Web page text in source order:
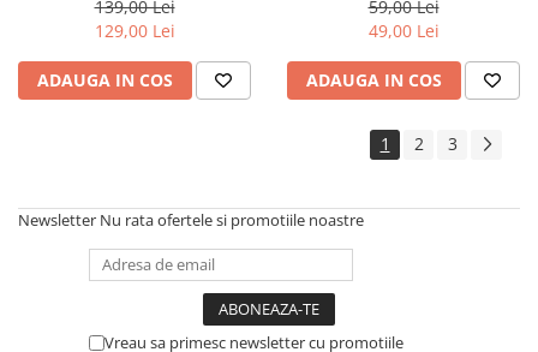
ThermoProtect pentru par
sanatos
139,00 Lei
129,00 Lei
ADAUGA IN COS
59,00 Lei
49,00 Lei
ADAUGA IN COS
1 2 3
Newsletter Nu rata ofertele si promotiile noastre
Vreau sa primesc newsletter cu promotiile